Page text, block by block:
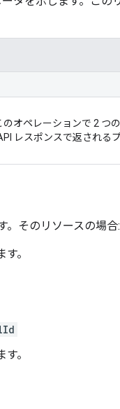
のオペレーションで 2 つ
レスポンスで返される
。そのリソースの場合:
。
。